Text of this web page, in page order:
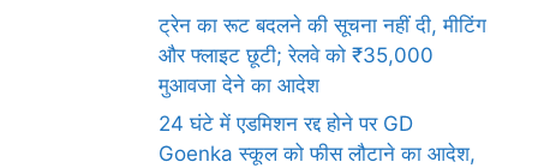
ट्रेन का रूट बदलने की सूचना नहीं दी, मीटिंग
और फ्लाइट छूटी; रेलवे को ₹35,000
मुआवजा देने का आदेश
24 घंटे में एडमिशन रद्द होने पर GD
Goenka स्कूल को फीस लौटाने का आदेश,